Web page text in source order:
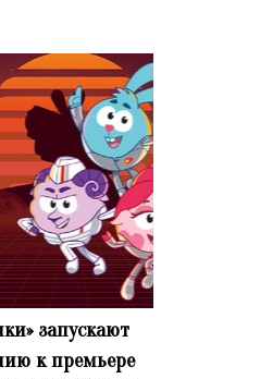
запускают
к премьере